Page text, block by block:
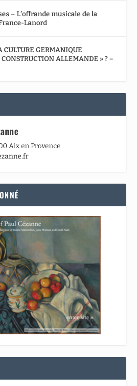
– L’offrande musicale de la
Lanord
GERMANIQUE
ALLEMANDE » ? –
Aix en Provence